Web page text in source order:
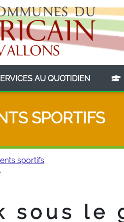
AU QUOTIDIEN
SPORTIFS
sportifs
sous le